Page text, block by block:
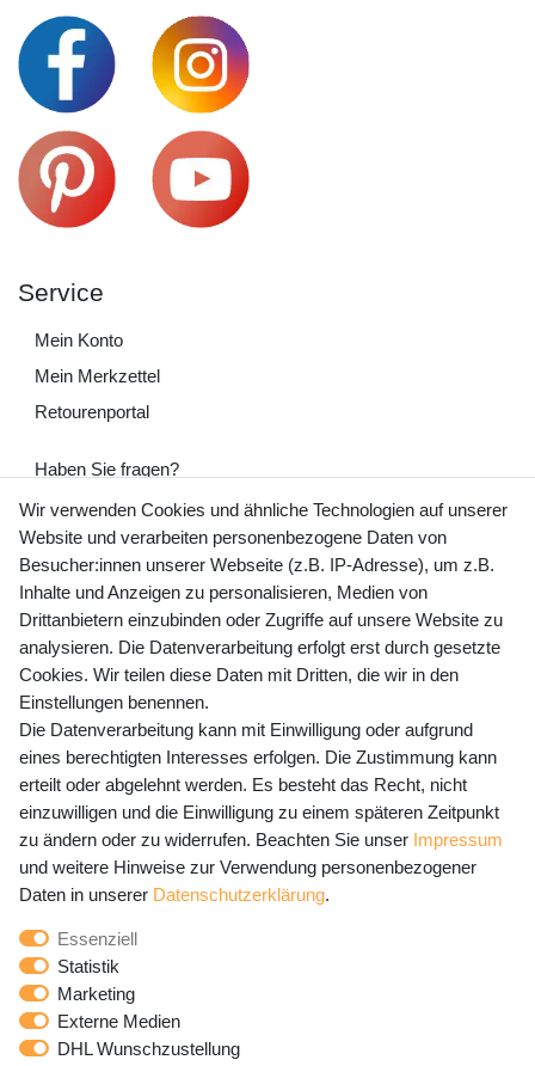
Service
Mein Konto
Mein Merkzettel
Retourenportal
Haben Sie fragen?
+49 (0) 35243 460 400
Mo-Fr 9-15 Uhr
shop@banjado.com
Preisangaben inkl. gesetzl. MwSt. und zzgl. Service- und
Versandkosten
Newsletter Anmeldung - Keine Angebote
mehr verpassen!
E-MAIL **
Newsletter
Honig
Hiermit bestätige ich, dass ich die
gelesen habe. Meine Einwilligung kann ich jederzeit
widerrufen.**
Wir verwenden Cookies und ähnliche Technologien auf unserer
Website und verarbeiten personenbezogene Daten von
Besucher:innen unserer Webseite (z.B. IP-Adresse), um z.B.
Inhalte und Anzeigen zu personalisieren, Medien von
Drittanbietern einzubinden oder Zugriffe auf unsere Website zu
analysieren. Die Datenverarbeitung erfolgt erst durch gesetzte
Cookies. Wir teilen diese Daten mit Dritten, die wir in den
Einstellungen benennen.
Die Datenverarbeitung kann mit Einwilligung oder aufgrund
eines berechtigten Interesses erfolgen. Die Zustimmung kann
erteilt oder abgelehnt werden. Es besteht das Recht, nicht
einzuwilligen und die Einwilligung zu einem späteren Zeitpunkt
zu ändern oder zu widerrufen. Beachten Sie unser Impressum
und weitere Hinweise zur Verwendung personenbezogener
Daten in unserer Daten­schutz­erklärung.
Essenziell
Statistik
Marketing
Externe Medien
DHL Wunschzustellung